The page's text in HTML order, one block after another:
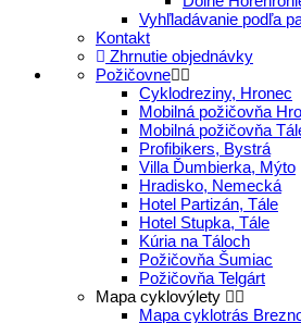
Vyhľladávanie podľa
Kontakt
Zhrnutie objednávky
Požičovne
Cyklodreziny, Hronec
Mobilná požičovňa
Mobilná požičovňa
Profibikers, Bystrá
Villa Ďumbierka, Mýto
Hradisko, Nemecká
Hotel Partizán, Tále
Hotel Stupka, Tále
Kúria na Táloch
Požičovňa Šumiac
Požičovňa Telgárt
Mapa cyklovýlety
Mapa cyklotrás